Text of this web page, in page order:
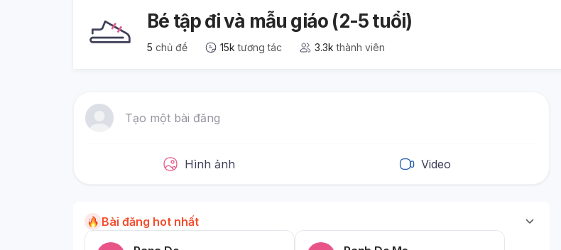
Bé tập đi và mẫu giáo (2-5 tuổi)
5 chủ đề 15k tương tác 3.3k thành viên
Tạo một bài đăng
Hình ảnh Video
Bài đăng hot nhất